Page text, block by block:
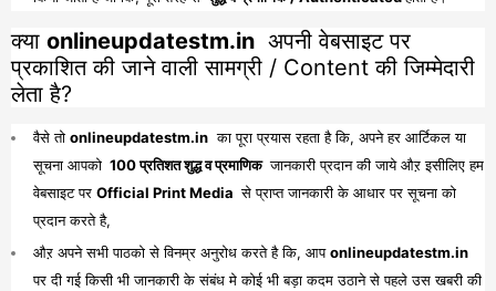
क्या onlineupdatestm.in अपनी वेबसाइट पर
प्रकाशित की जाने वाली सामग्री / Content की जिम्मेदारी
लेता है?
वैसे तो onlineupdatestm.in का पूरा प्रयास रहता है कि, अपने हर आर्टिकल या
सूचना आपको 100 प्रतिशत शुद्ध व प्रमाणिक जानकारी प्रदान की जाये औऱ इसीलिए हम
वेबसाइट पर Official Print Media से प्राप्त जानकारी के आधार पर सूचना को
प्रदान करते है,
औऱ अपने सभी पाठको से विनम्र अनुरोध करते है कि, आपonlineupdatestm.in
पर दी गई किसी भी जानकारी के संबंध मे कोई भी बड़ा कदम उठाने से पहले उस खबरी की